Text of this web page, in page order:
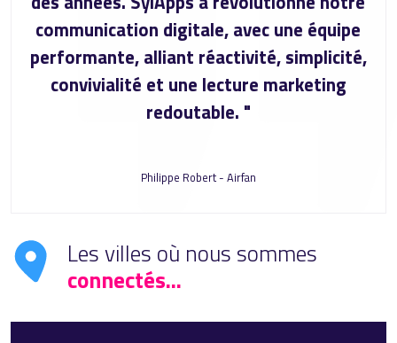
communication digitale, avec une équipe
performante, alliant réactivité, simplicité,
convivialité et une lecture marketing
redoutable. "
Philippe Robert - Airfan
Les villes où nous sommes
connectés...